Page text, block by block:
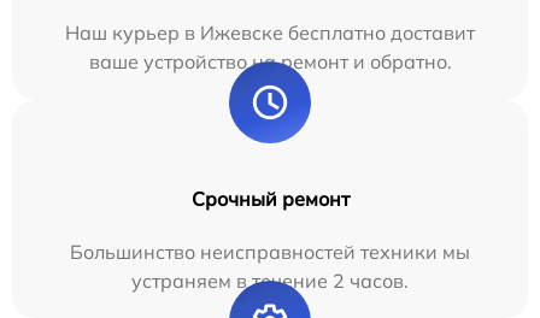
Наш курьер в Ижевске бесплатно доставит
ваше устройство на ремонт и обратно.
Срочный ремонт
Большинство неисправностей техники мы
устраняем в течение 2 часов.